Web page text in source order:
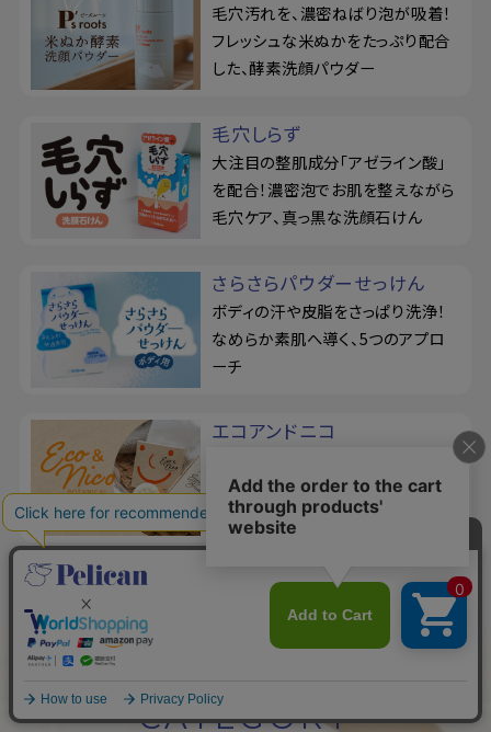
毛穴汚れを、濃密ねばり泡が吸着！
フレッシュな米ぬかをたっぷり配合
した、酵素洗顔パウダー
毛穴しらず
大注目の整肌成分「アゼライン酸」
を配合！濃密泡でお肌を整えながら
毛穴ケア、真っ黒な洗顔石けん
さらさらパウダーせっけん
ボディの汗や皮脂をさっぱり洗浄！
なめらか素肌へ導く、5つのアプロ
ーチ
エコアンドニコ
100人のユーザーの意見を取り入れ
て開発！メイクも落とせる、洗顔せっ
けん＆洗顔ブラシ
CATEGORY